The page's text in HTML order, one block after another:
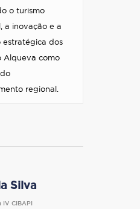
o turismo
a inovação e a
estratégica dos
Alqueva como
regional.
Silva
CIBAPI